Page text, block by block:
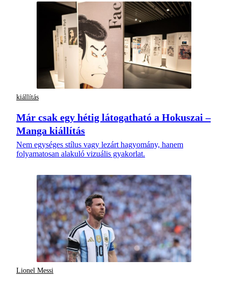
kiállítás
Már csak egy hétig látogatható a Hokuszai –
Manga kiállítás
Nem egységes stílus vagy lezárt hagyomány, hanem
folyamatosan alakuló vizuális gyakorlat.
Lionel Messi